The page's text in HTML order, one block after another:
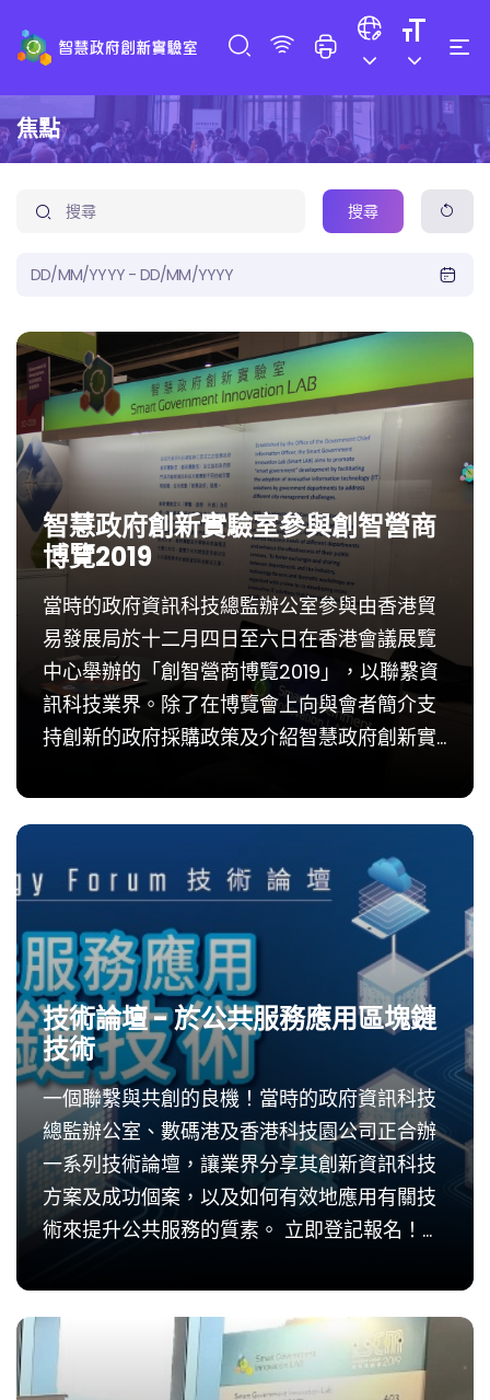
焦點
搜尋
智慧政府創新實驗室參與創智營商
博覽2019
當時的政府資訊科技總監辦公室參與由香港貿
易發展局於十二月四日至六日在香港會議展覽
中心舉辦的「創智營商博覽2019」，以聯繫資
訊科技業界。除了在博覽會上向與會者簡介支
持創新的政府採購政策及介紹智慧政府創新實
府提出創新的資訊科技解決方案，以提升公共
技術論壇 - 於公共服務應用區塊鏈
技術
一個聯繫與共創的良機！當時的政府資訊科技
總監辦公室、數碼港及香港科技園公司正合辦
一系列技術論壇，讓業界分享其創新資訊科技
方案及成功個案，以及如何有效地應用有關技
術來提升公共服務的質素。 立即登記報名！讓
創新意念，利用區塊鏈技術優化金融服務及項
目管理，並為...